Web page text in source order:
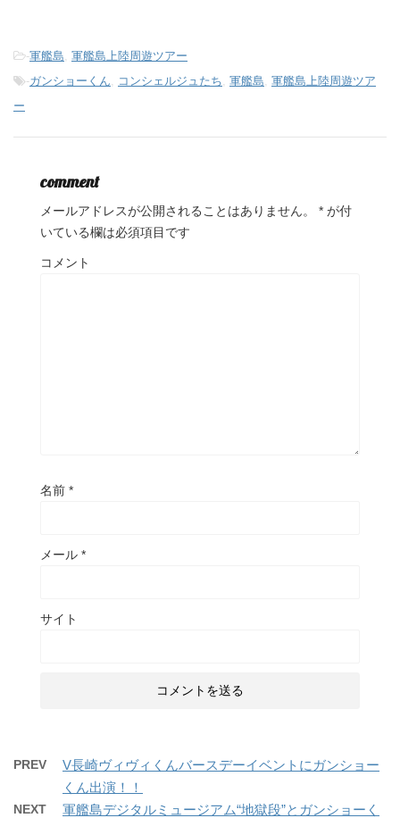
-軍艦島 軍艦島上陸周遊ツアー
-ガンショーくん コンシェルジュたち 軍艦島 軍艦島上陸周遊ツア
ー
comment
メールアドレスが公開されることはありません。 * が付
いている欄は必須項目です
コメント
名前 *
メール *
サイト
PREV
V長崎ヴィヴィくんバースデーイベントにガンショー
くん出演！！
NEXT
軍艦島デジタルミュージアム“地獄段”とガンショーく